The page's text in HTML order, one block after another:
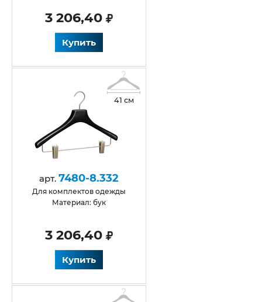
3 206,40
Купить
41 см
арт. 7480-8.332
Для комплектов одежды
Материал: бук
3 206,40
Купить